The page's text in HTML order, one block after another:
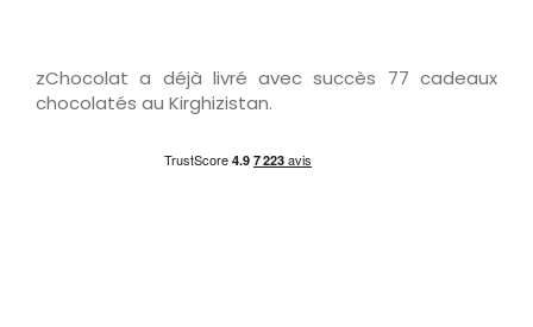
zChocolat a déjà livré avec succès 77 cadeaux
chocolatés au Kirghizistan.